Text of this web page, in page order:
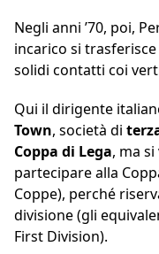
Negli anni ’70, poi,
incarico si
solidi contatti coi
Qui il dirigente
Town, società di
Coppa di Lega, ma
partecipare alla
Coppe), perché
divisione (gli
First Division).